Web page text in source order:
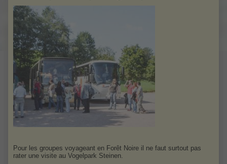
Pour les groupes voyageant en Forêt Noire il ne faut surtout pas
rater une visite au Vogelpark Steinen.